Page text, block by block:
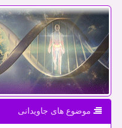
موضوع های جاویدانی